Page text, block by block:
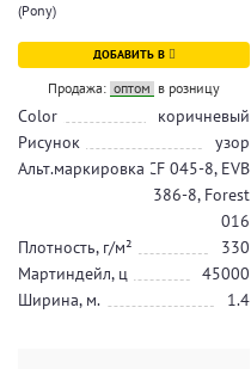
(Pony)
ДОБАВИТЬ В
Продажа: оптом в розницу
Color
коричневый
Рисунок
узор
Альт.маркировка CF 045-8, EVB
386-8, Forest
016
Плотность, г/м²
330
Мартиндейл, ц
45000
Ширина, м.
1.4